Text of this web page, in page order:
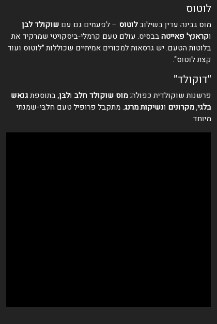
לוטוס
מוס גבינה עדין בשילובלוטוס – לפעמים גם עם שוקולד לבן
וקראנץ' פאייטהבבסיס. עולם טעם קרמלי-ביסקויטי שמרקיד את
בלוטות הטעם. יש גרסאות למכורים אמיתיים שכוללות "לוטוס ועוד
קצת לוטוס".
"דוקולד"
פרשנות שוקולדית כפולה:מוס שוקולד חלב ולבּן, בתוספתגנאש
בלגי,מקרונים ונשיקות מרנג. מתקבל פרופיל טעם חלבּי-שמנתי
מיוחד.